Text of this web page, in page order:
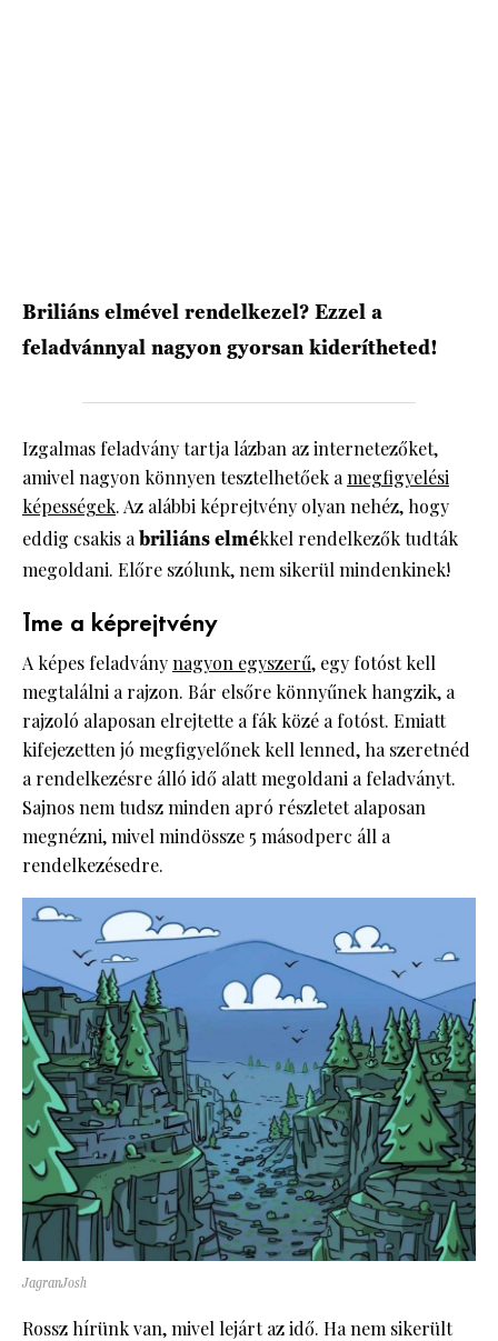
Briliáns elmével rendelkezel? Ezzel a
feladvánnyal nagyon gyorsan kiderítheted!
Izgalmas feladvány tartja lázban az internetezőket,
amivel nagyon könnyen tesztelhetőek amegfigyelési
képességek. Az alábbi képrejtvény olyan nehéz, hogy
eddig csakis abriliáns elmékkel rendelkezők tudták
megoldani. Előre szólunk, nem sikerül mindenkinek!
Íme a képrejtvény
A képes feladványnagyon egyszerű, egy fotóst kell
megtalálni a rajzon. Bár elsőre könnyűnek hangzik, a
rajzoló alaposan elrejtette a fák közé a fotóst. Emiatt
kifejezetten jó megfigyelőnek kell lenned, ha szeretnéd
a rendelkezésre álló idő alatt megoldani a feladványt.
Sajnos nem tudsz minden apró részletet alaposan
megnézni, mivel mindössze 5 másodperc áll a
rendelkezésedre.
JagranJosh
Rossz hírünk van, mivel lejárt az idő. Ha nem sikerült